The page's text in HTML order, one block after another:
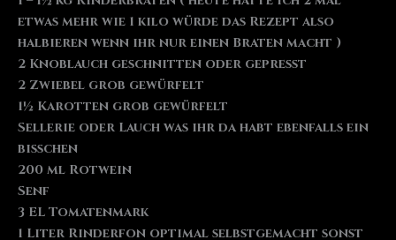
etwas mehr wie 1 kilo würde das Rezept also
halbieren wenn ihr nur einen Braten macht )
2 Knoblauch geschnitten oder gepresst
2 Zwiebel grob gewürfelt
1½ Karotten grob gewürfelt
Sellerie oder Lauch was ihr da habt ebenfalls ein
bisschen
200 ml Rotwein
Senf
3 EL Tomatenmark
1 Liter Rinderfon optimal selbstgemacht sonst